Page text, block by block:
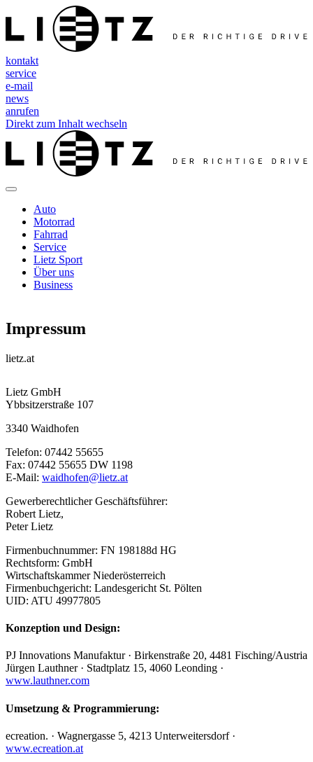
kontakt
service
e-mail
news
anrufen
Direkt zum Inhalt wechseln
Auto
Motorrad
Fahrrad
Service
Lietz Sport
Über uns
Business
Impressum
lietz.at
Lietz GmbH
Ybbsitzerstraße 107
3340 Waidhofen
Telefon: 07442 55655
Fax: 07442 55655 DW 1198
E-Mail: waidhofen@lietz.at
Gewerberechtlicher Geschäftsführer:
Robert Lietz,
Peter Lietz
Firmenbuchnummer: FN 198188d HG
Rechtsform: GmbH
Wirtschaftskammer Niederösterreich
Firmenbuchgericht: Landesgericht St. Pölten
UID: ATU 49977805
Konzeption und Design:
PJ Innovations Manufaktur · Birkenstraße 20, 4481 Fisching/Austria
Jürgen Lauthner · Stadtplatz 15, 4060 Leonding ·
www.lauthner.com
Umsetzung & Programmierung:
ecreation. · Wagnergasse 5, 4213 Unterweitersdorf ·
www.ecreation.at